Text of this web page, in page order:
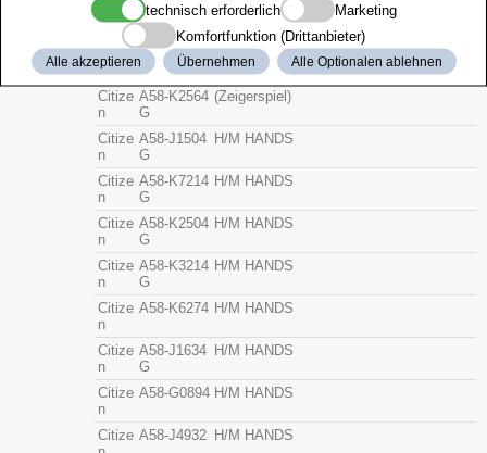
Citize
n
518-F494 (SC-Zeiger)
Citize
n
A58-J2044
G
H/M HANDS
Citize
n
A58-K2564
G
(Zeigerspiel)
Citize
n
A58-J1504
G
H/M HANDS
Citize
n
A58-K7214
G
H/M HANDS
Citize
n
A58-K2504
G
H/M HANDS
Citize
n
A58-K3214
G
H/M HANDS
Citize
n
A58-K6274 H/M HANDS
Citize
n
A58-J1634
G
H/M HANDS
Citize
n
A58-G0894 H/M HANDS
Citize A58-J4932 H/M HANDS
technisch erforderlich
Marketing
Komfortfunktion (Drittanbieter)
Alle akzeptieren Übernehmen Alle Optionalen ablehnen